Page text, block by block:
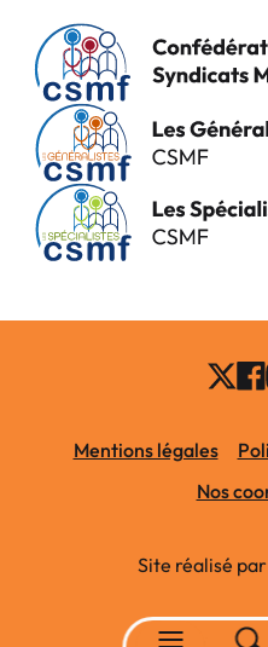
Mentions légales
Nos
Site réalisé par